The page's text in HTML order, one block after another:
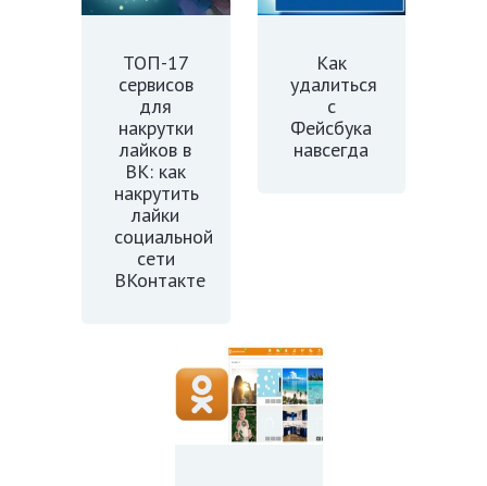
ТОП-17
сервисов
для
накрутки
лайков в
ВК: как
накрутить
лайки
социальной
сети
ВКонтакте
Как
удалиться
с
Фейсбука
навсегда